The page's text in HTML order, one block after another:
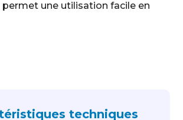
une utilisation facile en
techniques